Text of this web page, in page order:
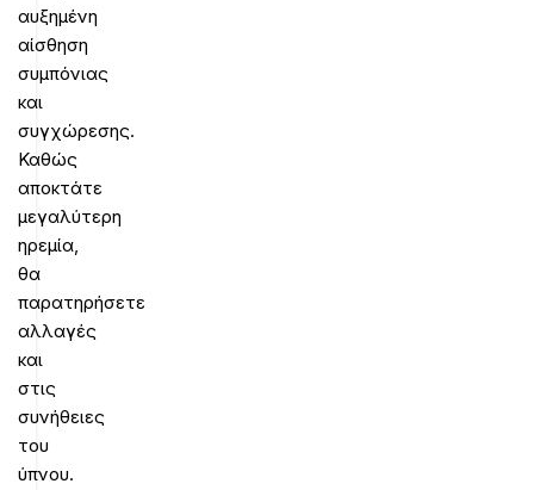
αυξημένη
αίσθηση
συμπόνιας
και
συγχώρεσης.
Καθώς
αποκτάτε
μεγαλύτερη
ηρεμία,
θα
παρατηρήσετε
αλλαγές
και
στις
συνήθειες
του
ύπνου.